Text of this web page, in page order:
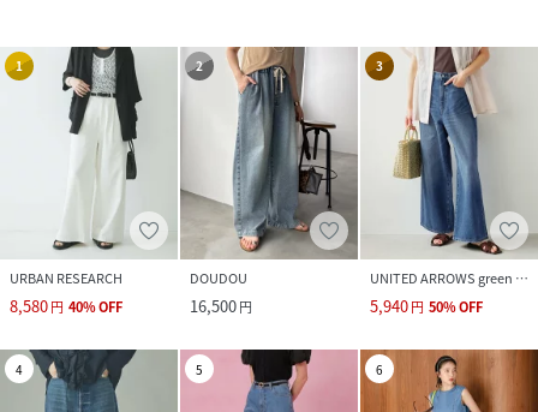
1
URBAN RESEARCH
8,580円 40%OFF
2
DOUDOU
16,500円
3
UNITED ARROWS green label relaxing
5,940円 50%OFF
4 5 6